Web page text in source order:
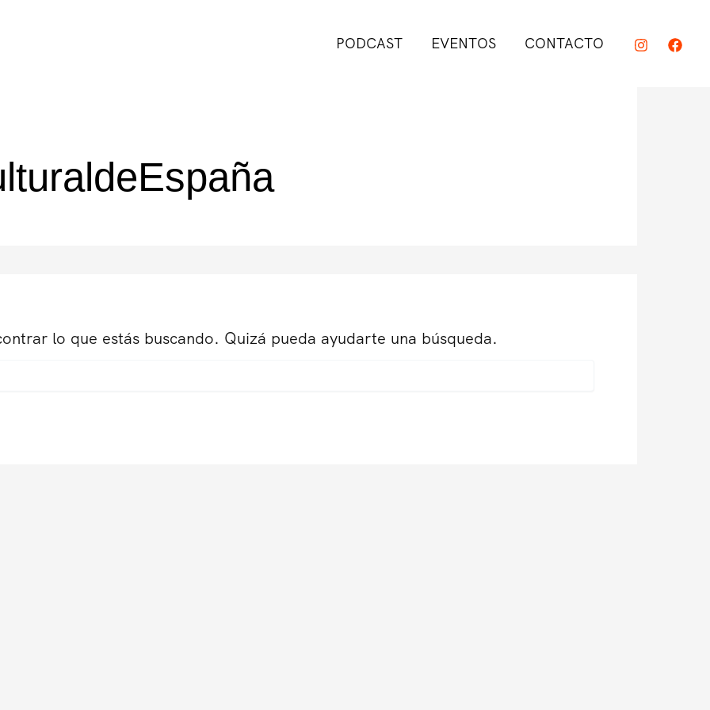
PODCAST EVENTOS CONTACTO
lo que estás buscando. Quizá pueda ayudarte una búsqueda.